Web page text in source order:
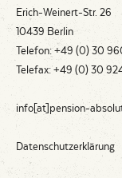
Erich-Weinert-Str. 26
10439 Berlin
Telefon: +49 (0) 30
Telefax: +49 (0) 30
info[at]pension-
Datenschutzerklärung